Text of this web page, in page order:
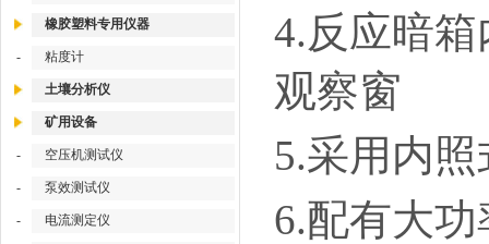
橡胶塑料专用仪器
- 粘度计
土壤分析仪
矿用设备
- 空压机测试仪
- 泵效测试仪
- 电流测定仪
4.反应暗
观察窗
5.采用内
6.配有大